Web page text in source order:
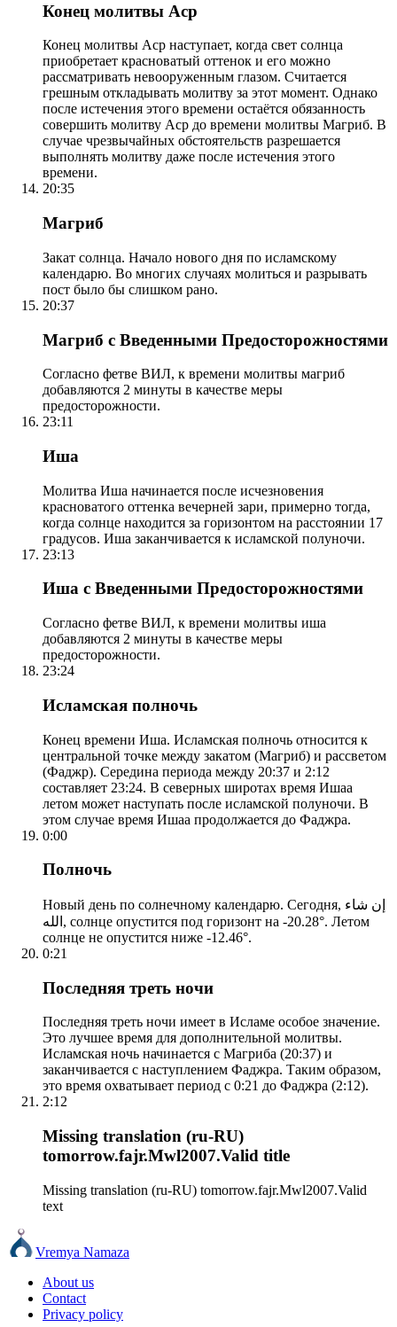
Конец молитвы Аср
Конец молитвы Аср наступает, когда свет солнца
приобретает красноватый оттенок и его можно
рассматривать невооруженным глазом. Считается
грешным откладывать молитву за этот момент. Однако
после истечения этого времени остаётся обязанность
совершить молитву Аср до времени молитвы Магриб. В
случае чрезвычайных обстоятельств разрешается
выполнять молитву даже после истечения этого
времени.
20:35
Магриб
Закат солнца. Начало нового дня по исламскому
календарю. Во многих случаях молиться и разрывать
пост было бы слишком рано.
20:37
Магриб с Введенными Предосторожностями
Согласно фетве ВИЛ, к времени молитвы магриб
добавляются 2 минуты в качестве меры
предосторожности.
23:11
Иша
Молитва Иша начинается после исчезновения
красноватого оттенка вечерней зари, примерно тогда,
когда солнце находится за горизонтом на расстоянии 17
градусов. Иша заканчивается к исламской полуночи.
23:13
Иша с Введенными Предосторожностями
Согласно фетве ВИЛ, к времени молитвы иша
добавляются 2 минуты в качестве меры
предосторожности.
23:24
Исламская полночь
Конец времени Иша. Исламская полночь относится к
центральной точке между закатом (Магриб) и рассветом
(Фаджр). Середина периода между 20:37 и 2:12
составляет 23:24. В северных широтах время Ишаа
летом может наступать после исламской полуночи. В
этом случае время Ишаа продолжается до Фаджра.
0:00
Полночь
Новый день по солнечному календарю. Сегодня, إن شاء
الله, солнце опустится под горизонт на -20.28°. Летом
солнце не опустится ниже -12.46°.
0:21
Последняя треть ночи
Последняя треть ночи имеет в Исламе особое значение.
Это лучшее время для дополнительной молитвы.
Исламская ночь начинается с Магриба (20:37) и
заканчивается с наступлением Фаджра. Таким образом,
это время охватывает период с 0:21 до Фаджра (2:12).
2:12
Missing translation (ru-RU)
tomorrow.fajr.Mwl2007.Valid title
Missing translation (ru-RU) tomorrow.fajr.Mwl2007.Valid
text
Vremya Namaza
About us
Contact
Privacy policy